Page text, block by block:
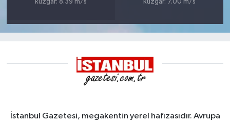
Rüzgar: 8.39 m/s
Rüzgar: 7.00 m/s
İstanbul Gazetesi, megakentin yerel hafızasıdır. Avrupa